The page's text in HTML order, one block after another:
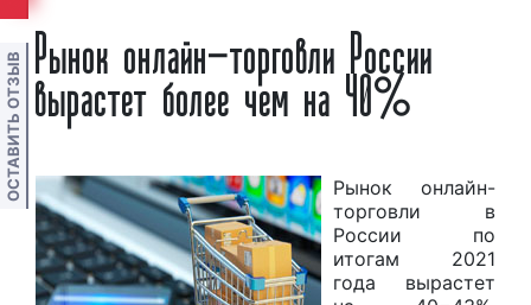
Рынок онлайн-торговли России
вырастет более чем на 40%
Рынок онлайн-
торговли в
России по
итогам 2021
года вырастет
ОСТАВИТЬ ОТЗЫВ